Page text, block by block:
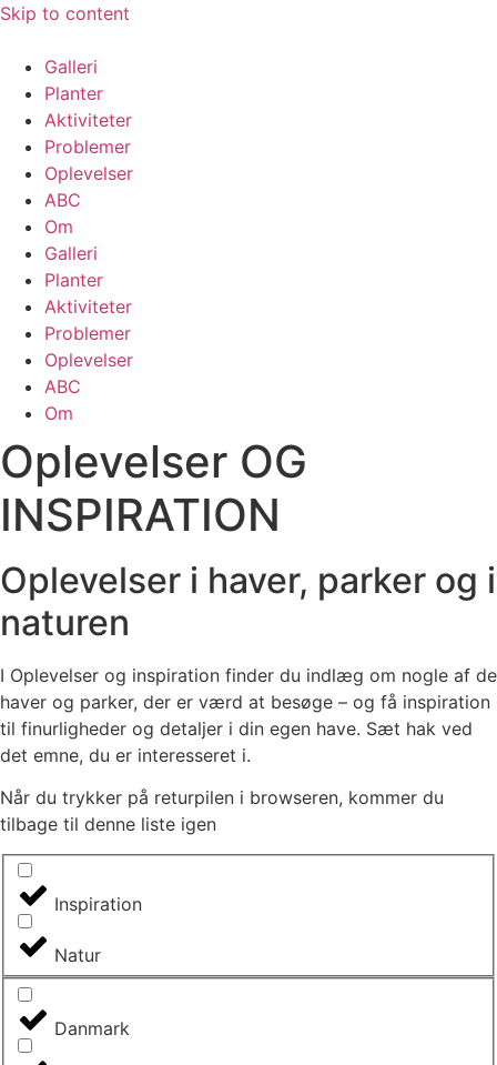
Skip to content
Galleri
Planter
Aktiviteter
Problemer
Oplevelser
ABC
Om
Galleri
Planter
Aktiviteter
Problemer
Oplevelser
ABC
Om
Oplevelser OG
INSPIRATION
Oplevelser i haver, parker og i
naturen
I Oplevelser og inspiration finder du indlæg om nogle af de
haver og parker, der er værd at besøge – og få inspiration
til finurligheder og detaljer i din egen have. Sæt hak ved
det emne, du er interesseret i.
Når du trykker på returpilen i browseren, kommer du
tilbage til denne liste igen
Inspiration
Natur
Danmark